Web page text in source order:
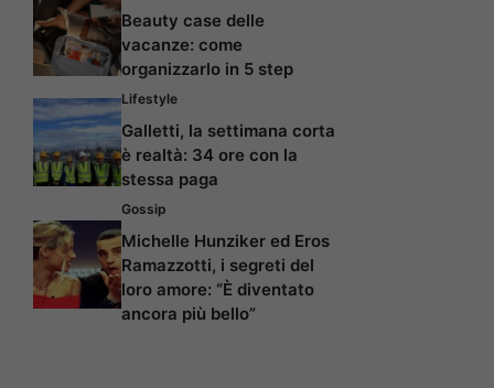
Beauty case delle
vacanze: come
organizzarlo in 5 step
Lifestyle
Galletti, la settimana corta
è realtà: 34 ore con la
stessa paga
Gossip
Michelle Hunziker ed Eros
Ramazzotti, i segreti del
loro amore: “È diventato
ancora più bello”